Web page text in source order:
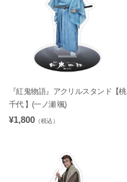
『紅鬼物語』アクリルスタンド【桃
千代 】(一ノ瀬 颯)
¥1,800 （税込）